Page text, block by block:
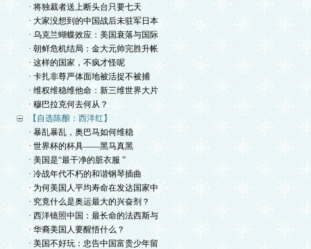
· 将独裁者送上断头台只要七天
· 大家没想到的中国战后未驻军日本
· 乌克兰蝴蝶效应：美国衰落与国际
· 朝鲜危机结局：金大元帅完胜升帐
· 这样的国家，不疯才怪呢
· 卡扎非尊严体面地被活捉不被捕
· 维权维稳维他命：新三维世界大片
· 穆巴拉克何去何从？
【自选陈酿：西洋红】
· 暴乱暴乱，奥巴马如何维稳
· 世界杯的杯具——黑马真黑
· 美国是“最干净的脏衣服 ”
· 冷战年代不朽的和谐钢琴插曲
· 为何美国人平均寿命在发达国家中
· 究竟什么是奥运最大的兴奋剂？
· 西洋镜照中国：最长命的法西斯与
· 华裔美国人要醒悟什么？
· 美国不好玩：忠告中国富贵少年留